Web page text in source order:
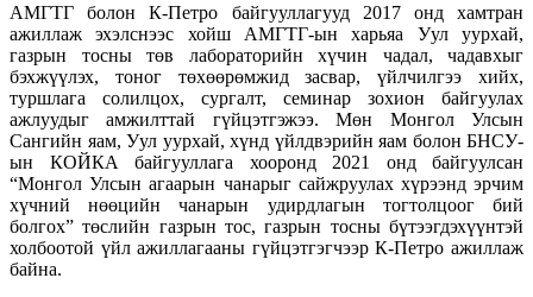
АМГТГ болон К-Петро байгууллагууд 2017 онд хамтран
ажиллаж эхэлснээс хойш АМГТГ-ын харьяа Уул уурхай,
газрын тосны төв лабораторийн хүчин чадал, чадавхыг
бэхжүүлэх, тоног төхөөрөмжид засвар, үйлчилгээ хийх,
туршлага солилцох, сургалт, семинар зохион байгуулах
ажлуудыг амжилттай гүйцэтгэжээ. Мөн Монгол Улсын
Сангийн яам, Уул уурхай, хүнд үйлдвэрийн яам болон БНСУ-
ын КОЙКА байгууллага хооронд 2021 онд байгуулсан
“Монгол Улсын агаарын чанарыг сайжруулах хүрээнд эрчим
хүчний нөөцийн чанарын удирдлагын тогтолцоог бий
болгох” төслийн газрын тос, газрын тосны бүтээгдэхүүнтэй
холбоотой үйл ажиллагааны гүйцэтгэгчээр К-Петро ажиллаж
байна.